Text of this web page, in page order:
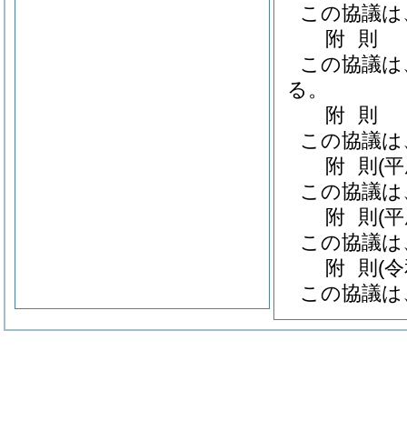
この協議
附 則
この協議
る。
附 則
この協議
附 則 (
この協議
附 則 (
この協議
附 則 (
この協議